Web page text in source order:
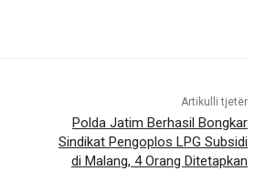
Artikulli tjetër
Polda Jatim Berhasil Bongkar
Sindikat Pengoplos LPG Subsidi
di Malang, 4 Orang Ditetapkan